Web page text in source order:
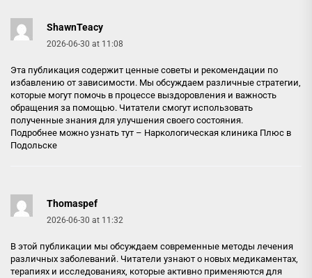
ShawnTeacy
2026-06-30 at 11:08
Эта публикация содержит ценные советы и рекомендации по
избавлению от зависимости. Мы обсуждаем различные стратегии,
которые могут помочь в процессе выздоровления и важность
обращения за помощью. Читатели смогут использовать
полученные знания для улучшения своего состояния.
Подробнее можно узнать тут – Наркологическая клиника Плюс в
Подольске
Thomaspef
2026-06-30 at 11:32
В этой публикации мы обсуждаем современные методы лечения
различных заболеваний. Читатели узнают о новых медикаментах,
терапиях и исследованиях, которые активно применяются для